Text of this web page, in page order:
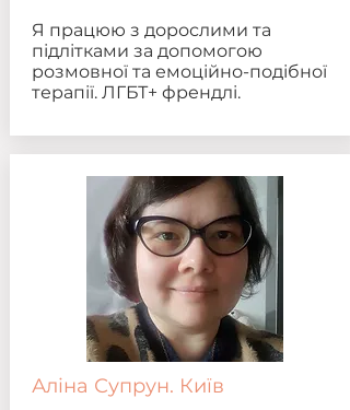
Я працюю з дорослими та
підлітками за допомогою
розмовної та емоційно-подібної
терапії. ЛГБТ+ френдлі.
Аліна Супрун. Київ